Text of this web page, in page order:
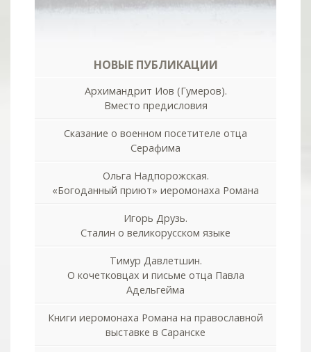
НОВЫЕ ПУБЛИКАЦИИ
Архимандрит Иов (Гумеров).
Вместо предисловия
Сказание о военном посетителе отца
Серафима
Ольга Надпорожская.
«Богоданный приют» иеромонаха Романа
Игорь Друзь.
Сталин о великорусском языке
Тимур Давлетшин.
О кочетковцах и письме отца Павла
Адельгейма
Книги иеромонаха Романа на православной
выставке в Саранске